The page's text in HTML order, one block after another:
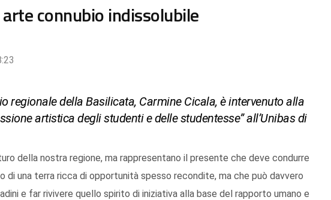
arte connubio indissolubile
regionale della Basilicata, Carmine Cicala, è intervenuto alla
artistica degli studenti e delle studentesse” all’Unibas di
della nostra regione, ma rappresentano il presente che deve condurre
di una terra ricca di opportunità spesso recondite, ma che può davvero
e far rivivere quello spirito di iniziativa alla base del rapporto umano e